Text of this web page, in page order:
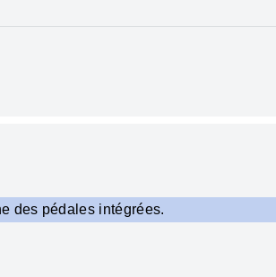
des pédales intégrées.